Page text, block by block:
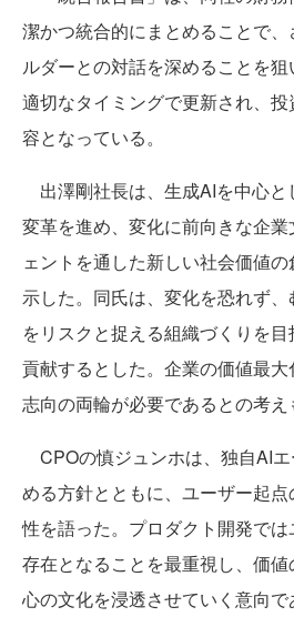
潔かつ統合的にまとめることで
ルダーとの対話を深めることを
適切なタイミングで更新され、
容となっている。
出澤剛社長は、生成AIを中心と
変革を進め、変化に前向きな企
ェントを通した新しい社会価値
示した。同氏は、変化を恐れず
をリスクと捉える組織づくりを
貢献するとした。企業の価値最
志向の両輪が必要であるとの考え
CPOの慎ジュンホは、独自AI
める方針とともに、ユーザー起
性を語った。プロダクト開発で
存在となることを最重視し、価
心の文化を浸透させていく意向で